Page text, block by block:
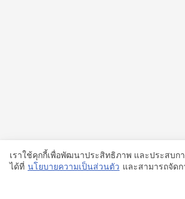
เราใช้คุกกี้เพื่อพัฒนาประสิทธิภาพ และประสบ
ได้ที่ นโยบายความเป็นส่วนตัว และสามารถจัด